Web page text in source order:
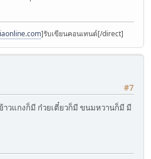
]รับเขียนคอนเทนต์[/direct]
#7
วแกงก็มี ก๋วยเตี๋ยวก็มี ขนมหวานก็มี มี